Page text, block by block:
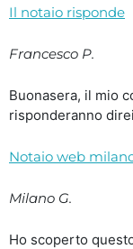
Il notaio risponde
Francesco P.
Buonasera, il mio
risponderanno
Notaio web
Milano G.
Ho scoperto